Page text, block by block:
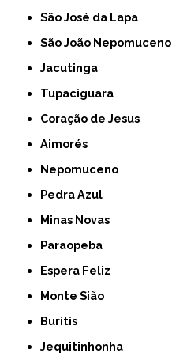
São José da Lapa
São João Nepomuceno
Jacutinga
Tupaciguara
Coração de Jesus
Aimorés
Nepomuceno
Pedra Azul
Minas Novas
Paraopeba
Espera Feliz
Monte Sião
Buritis
Jequitinhonha